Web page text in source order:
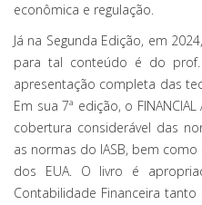
econômica e regulação.
Já na Segunda Edição, em
para tal conteúdo é do
apresentação completa das
Em sua 7ª edição, o FINANCIAL
cobertura considerável das
as normas do IASB, bem
dos EUA. O livro é
Contabilidade Financeira